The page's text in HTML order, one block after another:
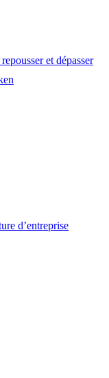
et dépasser
d’entreprise